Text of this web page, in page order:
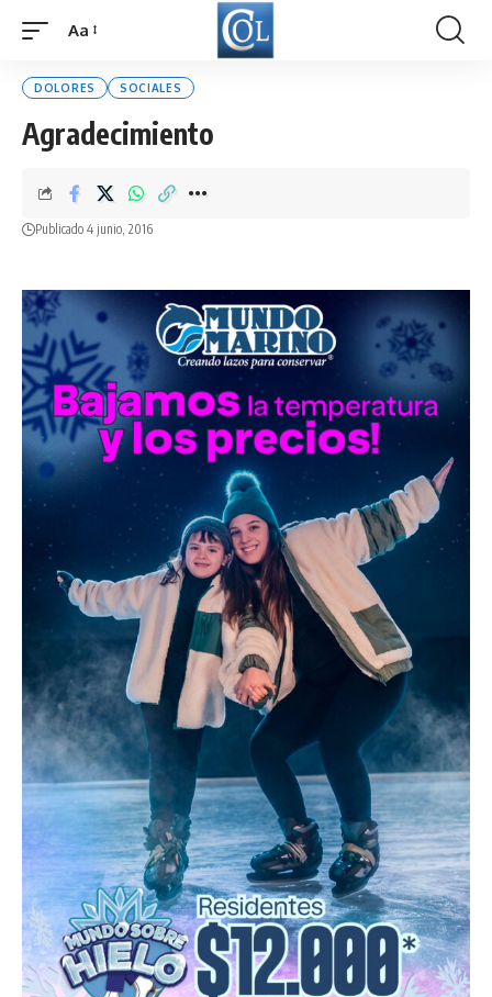
Font
Aa
DOLORES SOCIALES
Agradecimiento
Publicado 4 junio, 2016